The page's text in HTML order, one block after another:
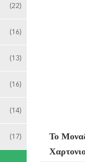
(22)
(16)
(13)
(16)
(14)
(17)
Το